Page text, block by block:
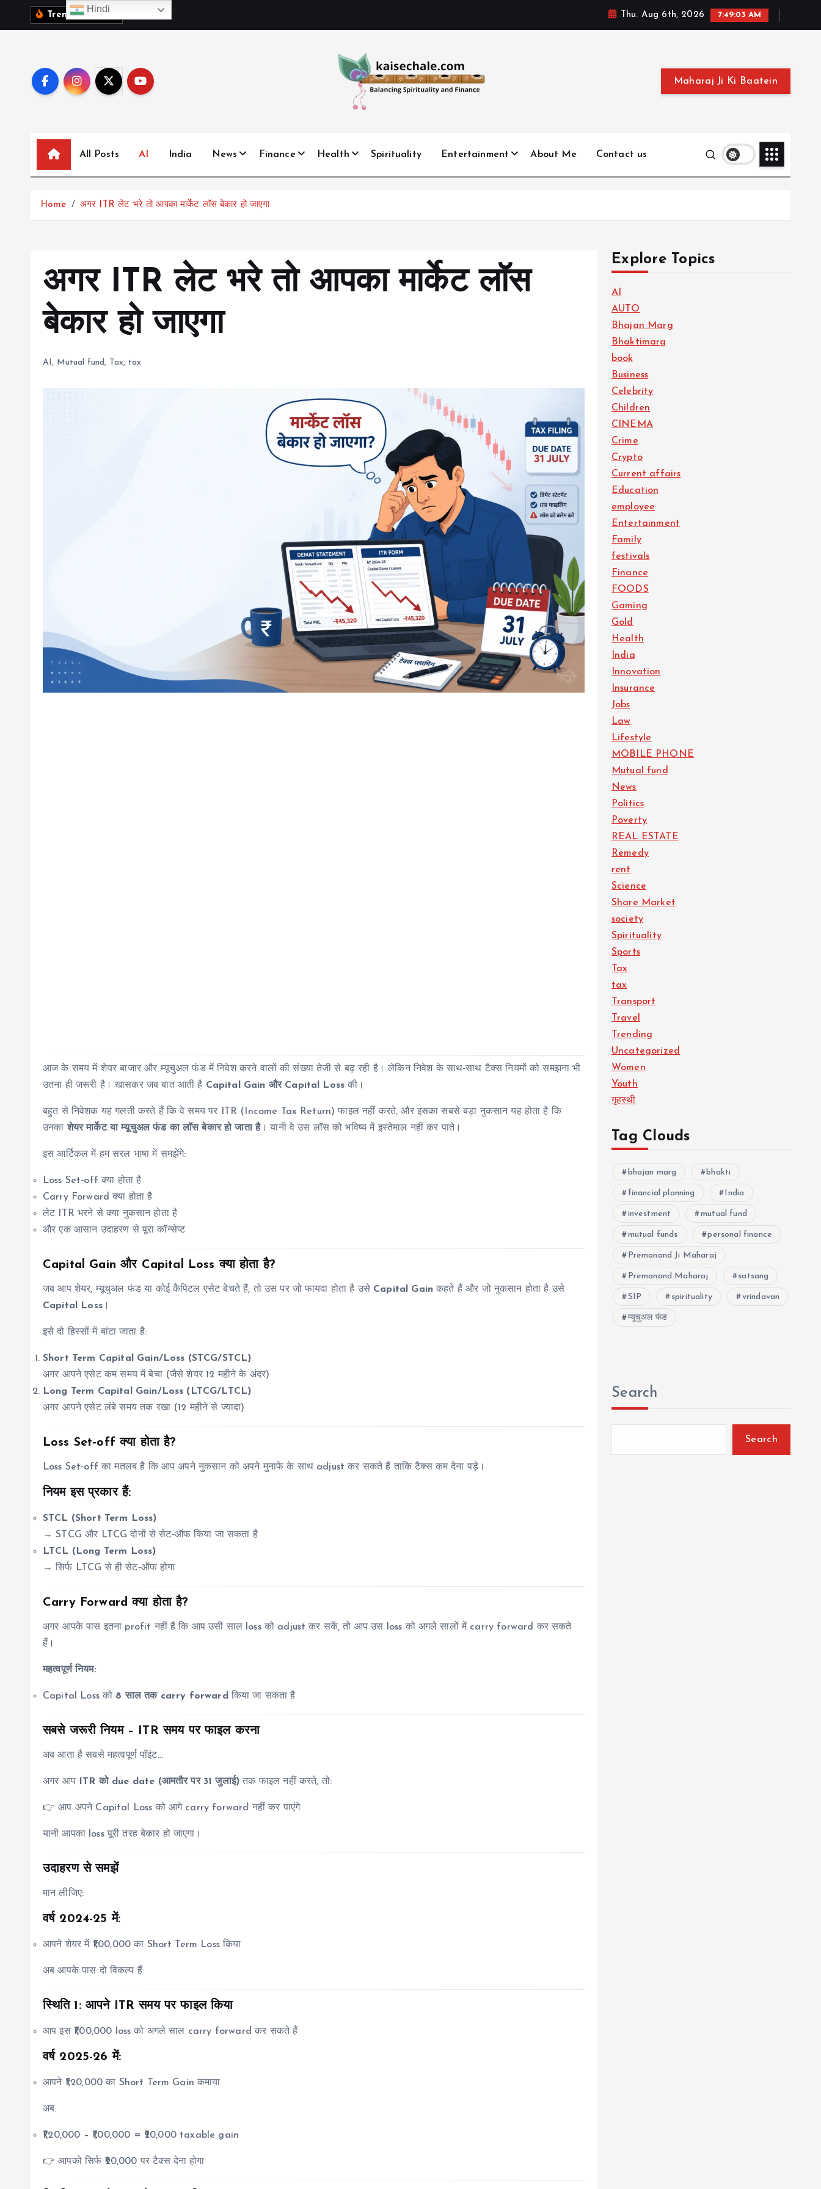
Trending News: ब Thu. Aug 6th, 2026 7:49:03 AM
Maharaj Ji Ki Baatein
All Posts AI India News Finance Health Spirituality Entertainment About Me Contact us
Home अगर ITR लेट भरे तो आपका मार्केट लॉस बेकार हो जाएगा
अगर ITR लेट भरे तो आपका मार्केट लॉस
बेकार हो जाएगा
AI, Mutual fund, Tax, tax
आज के समय में शेयर बाजार और म्यूचुअल फंड में निवेश करने वालों की संख्या तेजी से बढ़ रही है। लेकिन निवेश के साथ‑साथ टैक्स नियमों को समझना भी
उतना ही जरूरी है। खासकर जब बात आती है Capital Gain और Capital Loss की।
बहुत से निवेशक यह गलती करते हैं कि वे समय पर ITR (Income Tax Return) फाइल नहीं करते, और इसका सबसे बड़ा नुकसान यह होता है कि
उनकाशेयर मार्केट या म्यूचुअल फंड का लॉस बेकार हो जाता है। यानी वे उस लॉस को भविष्य में इस्तेमाल नहीं कर पाते।
इस आर्टिकल में हम सरल भाषा में समझेंगे:
Loss Set‑off क्या होता है
Carry Forward क्या होता है
लेट ITR भरने से क्या नुकसान होता है
और एक आसान उदाहरण से पूरा कॉन्सेप्ट
Capital Gain और Capital Loss क्या होता है?
जब आप शेयर, म्यूचुअल फंड या कोई कैपिटल एसेट बेचते हैं, तो उस पर जो फायदा होता है उसे Capital Gain कहते हैं और जो नुकसान होता है उसे
Capital Loss।
इसे दो हिस्सों में बांटा जाता है:
Short Term Capital Gain/Loss (STCG/STCL)
अगर आपने एसेट कम समय में बेचा (जैसे शेयर 12 महीने के अंदर)
Long Term Capital Gain/Loss (LTCG/LTCL)
अगर आपने एसेट लंबे समय तक रखा (12 महीने से ज्यादा)
Loss Set‑off क्या होता है?
Loss Set‑off का मतलब है कि आप अपने नुकसान को अपने मुनाफे के साथ adjust कर सकते हैं ताकि टैक्स कम देना पड़े।
नियम इस प्रकार हैं:
STCL (Short Term Loss)
→ STCG और LTCG दोनों से सेट‑ऑफ किया जा सकता है
LTCL (Long Term Loss)
→ सिर्फ LTCG से ही सेट‑ऑफ होगा
Carry Forward क्या होता है?
अगर आपके पास इतना profit नहीं है कि आप उसी साल loss को adjust कर सकें, तो आप उस loss को अगले सालों में carry forward कर सकते
हैं।
महत्वपूर्ण नियम:
Capital Loss को 8 साल तक carry forward किया जा सकता है
सबसे जरूरी नियम – ITR समय पर फाइल करना
अब आता है सबसे महत्वपूर्ण पॉइंट…
अगर आप ITR को due date (आमतौर पर 31 जुलाई) तक फाइल नहीं करते, तो:
👉 आप अपने Capital Loss को आगे carry forward नहीं कर पाएंगे
यानी आपका loss पूरी तरह बेकार हो जाएगा।
उदाहरण से समझें
मान लीजिए:
वर्ष 2024-25 में:
आपने शेयर में ₹1,00,000 का Short Term Loss किया
अब आपके पास दो विकल्प हैं:
स्थिति 1: आपने ITR समय पर फाइल किया
आप इस ₹1,00,000 loss को अगले साल carry forward कर सकते हैं
वर्ष 2025-26 में:
आपने ₹1,20,000 का Short Term Gain कमाया
अब:
₹1,20,000 – ₹1,00,000 = ₹20,000 taxable gain
👉 आपको सिर्फ ₹20,000 पर टैक्स देना होगा
Explore Topics
AI
AUTO
Bhajan Marg
Bhaktimarg
book
Business
Celebrity
Children
CINEMA
Crime
Crypto
Current affairs
Education
employee
Entertainment
Family
festivals
Finance
FOODS
Gaming
Gold
Health
India
Innovation
Insurance
Jobs
Law
Lifestyle
MOBILE PHONE
Mutual fund
News
Politics
Poverty
REAL ESTATE
Remedy
rent
Science
Share Market
society
Spirituality
Sports
Tax
tax
Transport
Travel
Trending
Uncategorized
Women
Youth
गृहस्थी
Tag Clouds
bhajan marg bhakti
financial planning India
investment mutual fund
mutual funds personal finance
Premanand Ji Maharaj
Premanand Maharaj satsang
SIP spirituality vrindavan
म्यूचुअल फंड
Search
Search
Hindi